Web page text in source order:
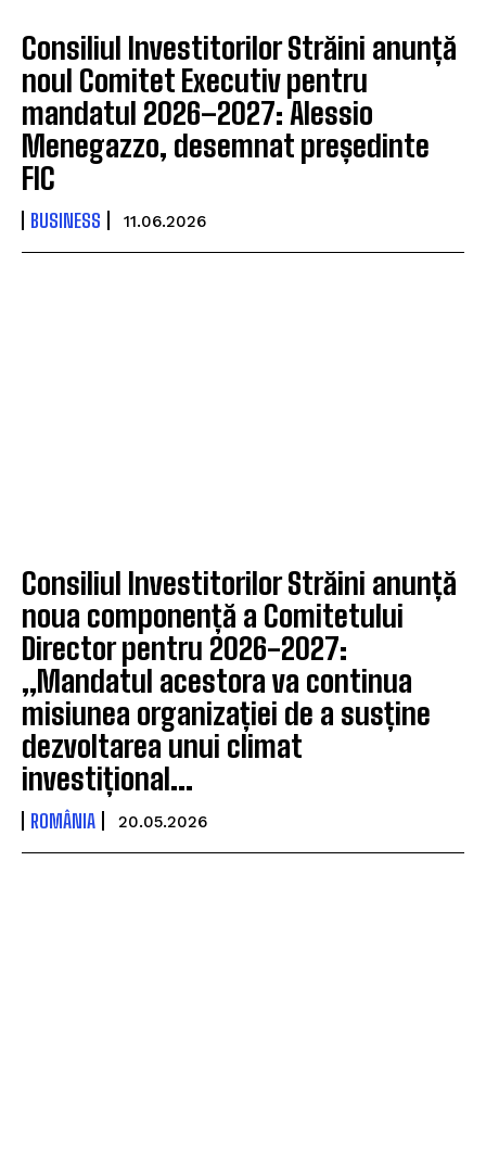
Consiliul Investitorilor Străini anunță
noul Comitet Executiv pentru
mandatul 2026–2027: Alessio
Menegazzo, desemnat președinte
FIC
BUSINESS 11.06.2026
Consiliul Investitorilor Străini anunță
noua componență a Comitetului
Director pentru 2026-2027:
„Mandatul acestora va continua
misiunea organizației de a susține
dezvoltarea unui climat
investițional...
ROMÂNIA 20.05.2026